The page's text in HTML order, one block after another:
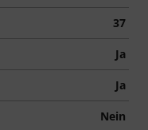
37
Ja
Ja
Nein